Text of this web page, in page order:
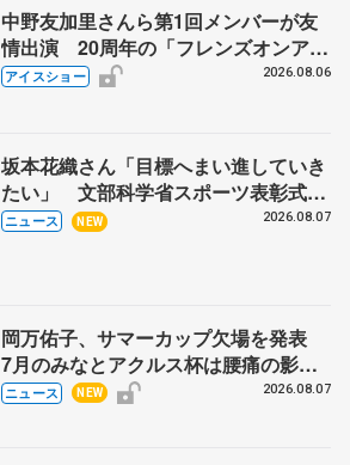
中野友加里さんら第1回メンバーが友
情出演 20周年の「フレンズオンアイ
ス」 宮本賢二さん、有川梨絵さん、
アイスショー 2026.08.06
坂本花織さん「目標へまい進していき
たい」 文部科学省スポーツ表彰式で
代表謝辞
ニュース NEW 2026.08.07
岡万佑子、サマーカップ欠場を発表
7月のみなとアクルス杯は腰痛の影響
で
ニュース NEW 2026.08.07